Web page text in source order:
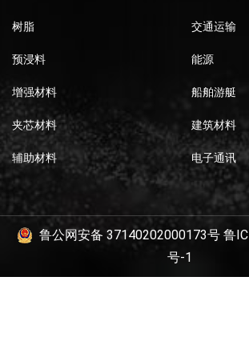
树脂
预浸料
增强材料
夹芯材料
辅助材料
交通运输
能源
船舶游艇
建筑材料
电子通讯
鲁公网安备 37140202000173号 鲁
号-1